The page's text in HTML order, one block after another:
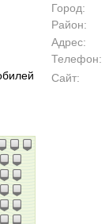
Город:
Район:
Адрес:
Телефон:
Сайт: